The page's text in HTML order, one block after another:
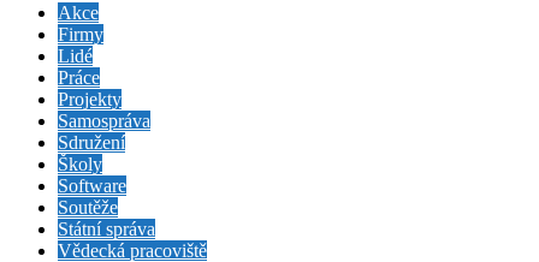
Akce
Firmy
Lidé
Práce
Projekty
Samospráva
Sdružení
Školy
Software
Soutěže
Státní správa
Vědecká pracoviště